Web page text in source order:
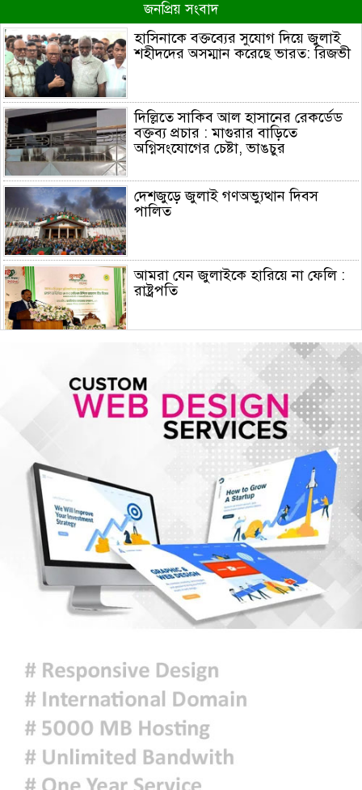
জনপ্রিয় সংবাদ
হাসিনাকে বক্তব্যের সুযোগ দিয়ে জুলাই
শহীদদের অসম্মান করেছে ভারত: রিজভী
দিল্লিতে সাকিব আল হাসানের রেকর্ডেড
বক্তব্য প্রচার : মাগুরার বাড়িতে
অগ্নিসংযোগের চেষ্টা, ভাঙচুর
দেশজুড়ে জুলাই গণঅভ্যুত্থান দিবস
পালিত
আমরা যেন জুলাইকে হারিয়ে না ফেলি :
রাষ্ট্রপতি
ইরান যুদ্ধে মার্কিন ক্ষেপণাস্ত্র প্রতিরোধী
ব্যবস্থার মজুদ বিপজ্জনক মাত্রায় কমেছে
জুলাই শেষে শেয়ারবাজারে বিও হিসাব
কমেছে প্রায় ২৩ হাজার
৫ আগস্টের গণঅভ্যুত্থান ছিল এদেশের
জনগণের ঐক্যবদ্ধ প্রচেষ্টার ফসল: চিফ
হুইপ
দিল্লিতে গণমাধ্যমের সঙ্গে ক্ষমতাচ্যুত শেখ
হাসিনার আলাপচারিতা নিয়ে ঢাকার ক্ষুব্ধ
প্রতিক্রিয়া
আজকের রাশিফল
ফ্যাসিবাদবিরোধী আন্দোলনে হত্যাকাণ্ডের
বিচার হবে স্বচ্ছ, নিরপেক্ষ ও বিশ্বাসযোগ্য
: প্রধানমন্ত্রী